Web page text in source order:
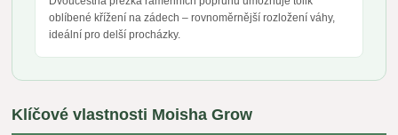
oblíbené křížení na zádech – rovnoměrnější rozložení váhy,
ideální pro delší procházky.
Klíčové vlastnosti Moisha Grow